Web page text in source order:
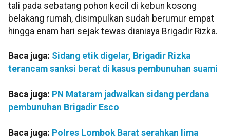
tali pada sebatang pohon kecil di kebun kosong
belakang rumah, disimpulkan sudah berumur empat
hingga enam hari sejak tewas dianiaya Brigadir Rizka.
Baca juga: Sidang etik digelar, Brigadir Rizka
terancam sanksi berat di kasus pembunuhan suami
Baca juga: PN Mataram jadwalkan sidang perdana
pembunuhan Brigadir Esco
Baca juga: Polres Lombok Barat serahkan lima